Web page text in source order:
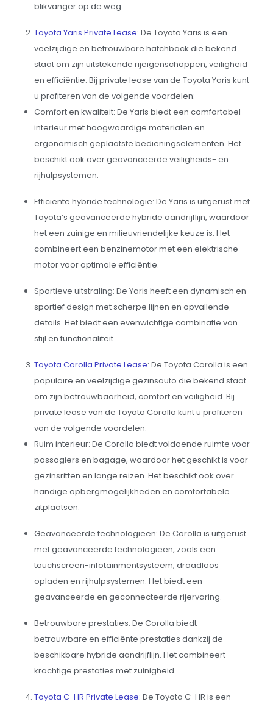
blikvanger op de weg.
Toyota Yaris Private Lease: De Toyota Yaris is een
veelzijdige en betrouwbare hatchback die bekend
staat om zijn uitstekende rijeigenschappen, veiligheid
en efficiëntie. Bij private lease van de Toyota Yaris kunt
u profiteren van de volgende voordelen:
Comfort en kwaliteit: De Yaris biedt een comfortabel
interieur met hoogwaardige materialen en
ergonomisch geplaatste bedieningselementen. Het
beschikt ook over geavanceerde veiligheids- en
rijhulpsystemen.
Efficiënte hybride technologie: De Yaris is uitgerust met
Toyota’s geavanceerde hybride aandrijflijn, waardoor
het een zuinige en milieuvriendelijke keuze is. Het
combineert een benzinemotor met een elektrische
motor voor optimale efficiëntie.
Sportieve uitstraling: De Yaris heeft een dynamisch en
sportief design met scherpe lijnen en opvallende
details. Het biedt een evenwichtige combinatie van
stijl en functionaliteit.
Toyota Corolla Private Lease: De Toyota Corolla is een
populaire en veelzijdige gezinsauto die bekend staat
om zijn betrouwbaarheid, comfort en veiligheid. Bij
private lease van de Toyota Corolla kunt u profiteren
van de volgende voordelen:
Ruim interieur: De Corolla biedt voldoende ruimte voor
passagiers en bagage, waardoor het geschikt is voor
gezinsritten en lange reizen. Het beschikt ook over
handige opbergmogelijkheden en comfortabele
zitplaatsen.
Geavanceerde technologieën: De Corolla is uitgerust
met geavanceerde technologieën, zoals een
touchscreen-infotainmentsysteem, draadloos
opladen en rijhulpsystemen. Het biedt een
geavanceerde en geconnecteerde rijervaring.
Betrouwbare prestaties: De Corolla biedt
betrouwbare en efficiënte prestaties dankzij de
beschikbare hybride aandrijflijn. Het combineert
krachtige prestaties met zuinigheid.
Toyota C-HR Private Lease: De Toyota C-HR is een